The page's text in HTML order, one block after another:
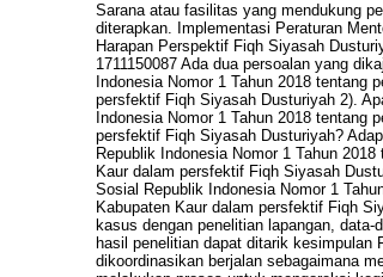
Sarana atau fasilitas yang mendukung
diterapkan. Implementasi Peraturan
Harapan Perspektif Fiqh Siyasah
1711150087 Ada dua persoalan yang
Indonesia Nomor 1 Tahun 2018 tentang
persfektif Fiqh Siyasah Dusturiyah 2).
Indonesia Nomor 1 Tahun 2018 tentang
persfektif Fiqh Siyasah Dusturiyah?
Republik Indonesia Nomor 1 Tahun
Kaur dalam persfektif Fiqh Siyasah
Sosial Republik Indonesia Nomor 1
Kabupaten Kaur dalam persfektif Fiqh
kasus dengan penelitian lapangan,
hasil penelitian dapat ditarik kesimpulan
dikoordinasikan berjalan sebagaimana